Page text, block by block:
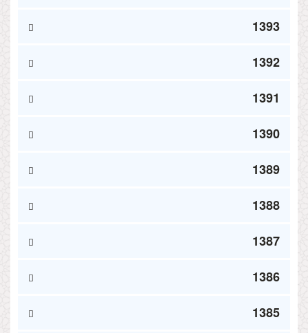
1393
1392
1391
1390
1389
1388
1387
1386
1385